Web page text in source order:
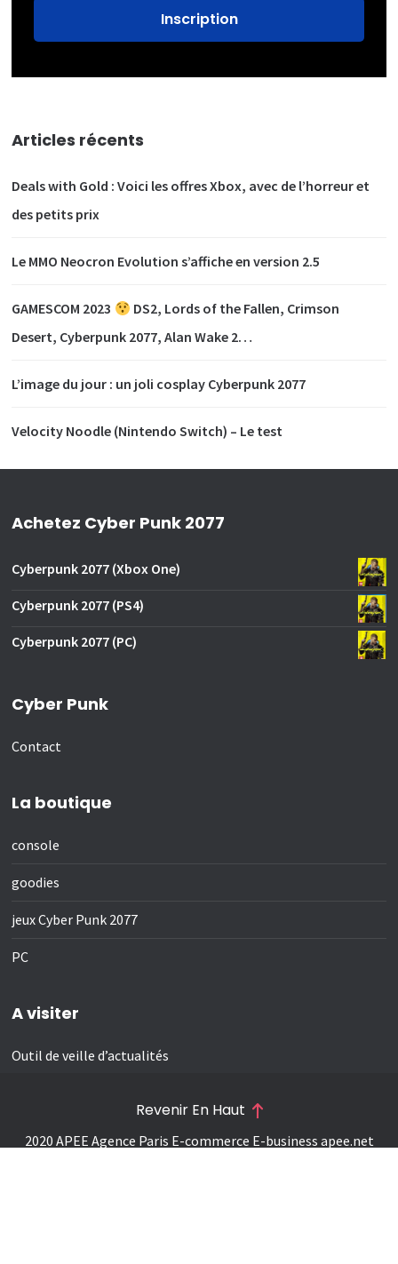
Articles récents
Deals with Gold : Voici les offres Xbox, avec de l’horreur et
des petits prix
Le MMO Neocron Evolution s’affiche en version 2.5
GAMESCOM 2023
DS2, Lords of the Fallen, Crimson
Desert, Cyberpunk 2077, Alan Wake 2…
L’image du jour : un joli cosplay Cyberpunk 2077
Velocity Noodle (Nintendo Switch) – Le test
Achetez Cyber Punk 2077
Cyberpunk 2077 (Xbox One)
Cyberpunk 2077 (PS4)
Cyberpunk 2077 (PC)
Cyber Punk
Contact
La boutique
console
goodies
jeux Cyber Punk 2077
PC
A visiter
Outil de veille d’actualités
2020 APEE Agence Paris E-commerce E-business apee.net
Revenir En Haut